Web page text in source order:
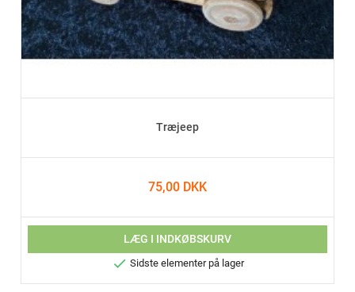
Træjeep
75,00 DKK
LÆG I INDKØBSKURV
 Sidste elementer på lager